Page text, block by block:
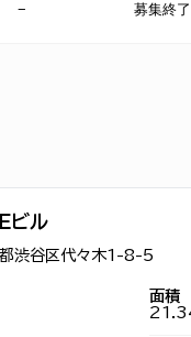
− 募集終了
ビル
渋谷区代々木1-8-5
面積